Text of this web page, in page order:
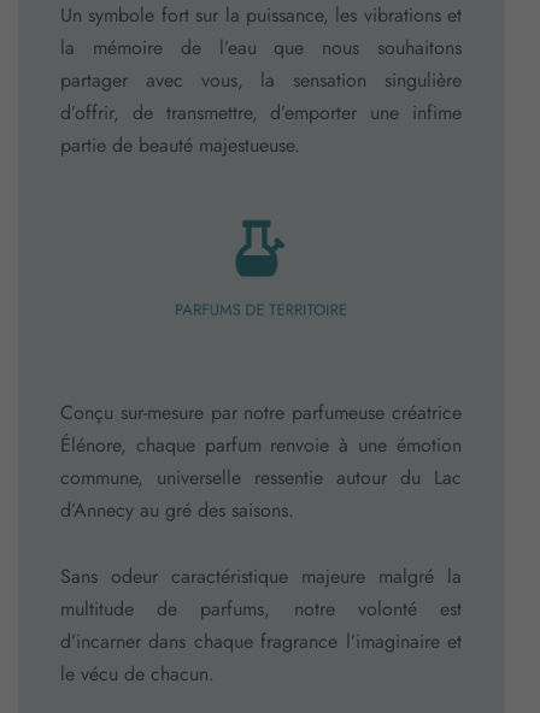
Un symbole fort sur la puissance, les vibrations et
la mémoire de l’eau que nous souhaitons
partager avec vous, la sensation singulière
d’offrir, de transmettre, d’emporter une infime
partie de beauté majestueuse.
PARFUMS DE TERRITOIRE
Conçu sur-mesure par notre parfumeuse créatrice
Élénore, chaque parfum renvoie à une émotion
commune, universelle ressentie autour du Lac
d’Annecy au gré des saisons.
Sans odeur caractéristique majeure malgré la
multitude de parfums, notre volonté est
d’incarner dans chaque fragrance l’imaginaire et
le vécu de chacun.